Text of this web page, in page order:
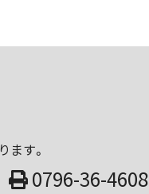
ます。
0796-36-4608